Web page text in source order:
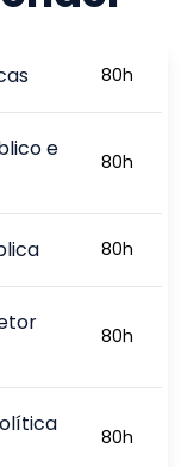
80h
e
80h
80h
80h
80h